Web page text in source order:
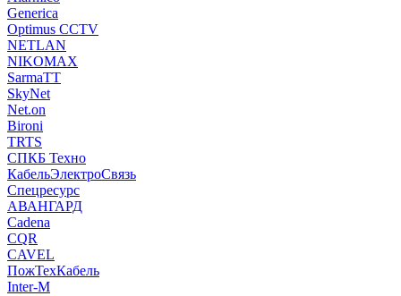
Generica
Optimus CCTV
NETLAN
NIKOMAX
SarmaTT
SkyNet
Net.on
Bironi
TRTS
СПКБ Техно
КабельЭлектроСвязь
Спецресурс
АВАНГАРД
Cadena
CQR
CAVEL
ПожТехКабель
Inter-M